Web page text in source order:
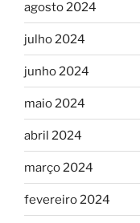
agosto 2024
julho 2024
junho 2024
maio 2024
abril 2024
março 2024
fevereiro 2024